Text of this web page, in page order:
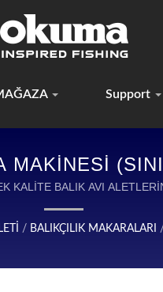
Support
MAKİNESİ
İÇIN
KALİTE BALIK AVI
/ BALIKÇILIK MAKARALARI /